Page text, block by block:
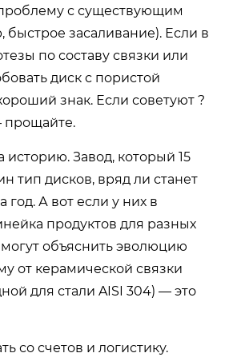
с существующим
засаливание). Если в
по составу связки или
диск с пористой
знак. Если советуют ?
прощайте.
историю. Завод, который 15
тип дисков, вряд ли станет
А вот если у них в
продуктов для разных
объяснить эволюцию
от керамической связки
для стали AISI 304) — это
со счетов и логистику.